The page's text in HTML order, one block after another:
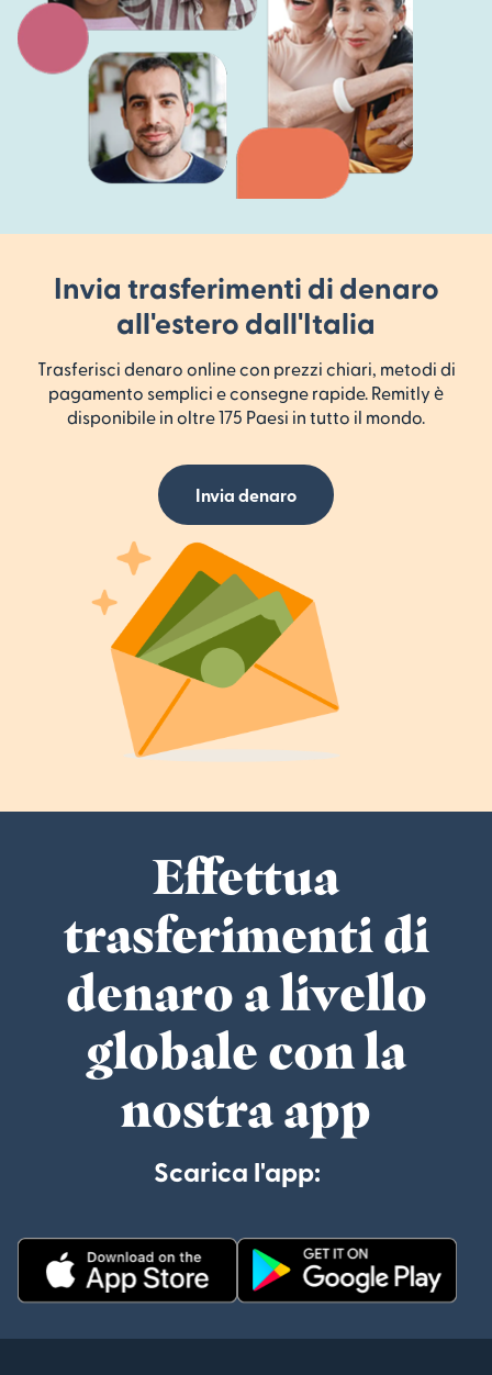
Invia trasferimenti di denaro
all'estero dall'Italia
Trasferisci denaro online con prezzi chiari, metodi di
pagamento semplici e consegne rapide. Remitly è
disponibile in oltre 175 Paesi in tutto il mondo.
Invia denaro
Effettua
trasferimenti di
denaro a livello
globale con la
nostra app
Scarica l'app: